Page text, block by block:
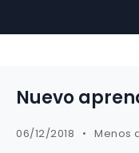
Nuevo
06/12/2018 Menos